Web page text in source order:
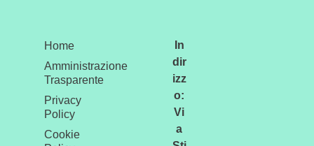
Home
Amministrazione
Trasparente
Privacy
Policy
Cookie
In
dir
izz
o:
Vi
a